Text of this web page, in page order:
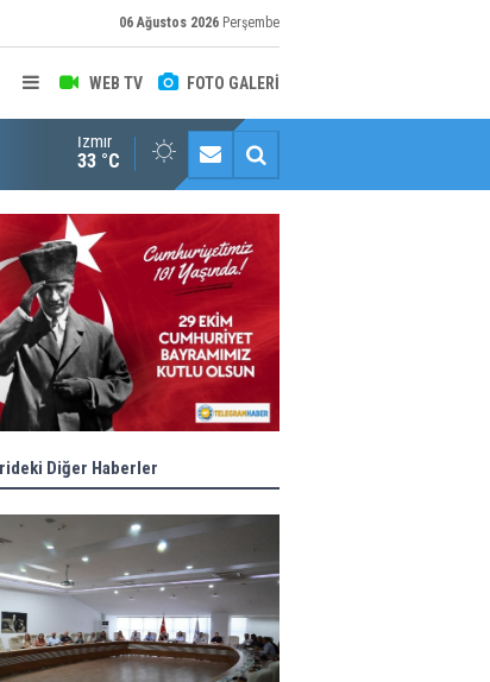
06 Ağustos 2026 Perşembe
WEB TV FOTO GALERİ
Halk istedi, ESHOT düzenledi
İzmir
33 °C
Diğer Haberler